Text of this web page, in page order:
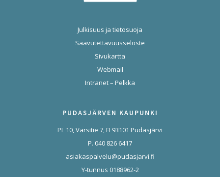
Julkisuus ja tietosuoja
Saavutettavuusseloste
Sivukartta
Webmail
Intranet – Pelkka
PUDASJÄRVEN KAUPUNKI
PL 10, Varsitie 7, FI 93101 Pudasjärvi
P. 040 826 6417
asiakaspalvelu@pudasjarvi.fi
Y-tunnus 0188962-2